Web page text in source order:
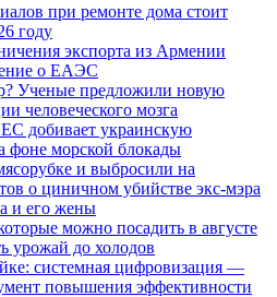
при ремонте дома стоит
году
экспорта из Армении
о ЕАЭС
Ученые предложили новую
человеческого мозга
добивает украинскую
фоне морской блокады
и выбросили на
о циничном убийстве экс-мэра
и его жены
можно посадить в августе
урожай до холодов
системная цифровизация —
повышения эффективности